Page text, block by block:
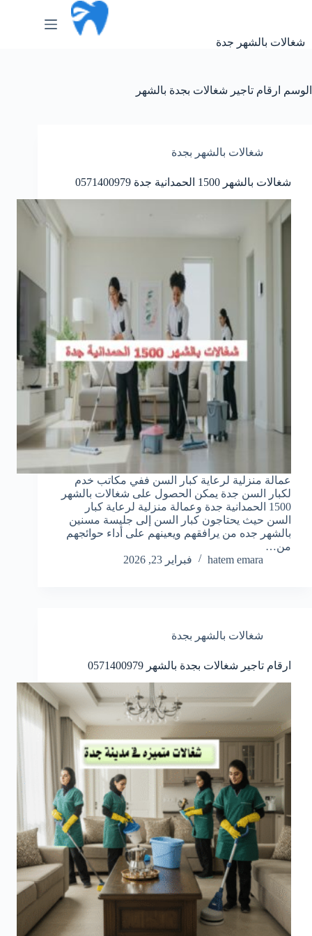
شغالات بالشهر جدة
الوسم ارقام تاجير شغالات بجدة بالشهر
شغالات بالشهر بجدة
شغالات بالشهر 1500 الحمدانية جدة 0571400979
عمالة منزلية لرعاية كبار السن ففي مكاتب خدم
لكبار السن جدة يمكن الحصول على شغالات بالشهر
1500 الحمدانية جدة وعمالة منزلية لرعاية كبار
السن حيث يحتاجون كبار السن إلى جليسة مسنين
بالشهر جده من يرافقهم ويعينهم على أداء حوائجهم
من…
hatem emara
فبراير 23, 2026
شغالات بالشهر بجدة
ارقام تاجير شغالات بجدة بالشهر 0571400979